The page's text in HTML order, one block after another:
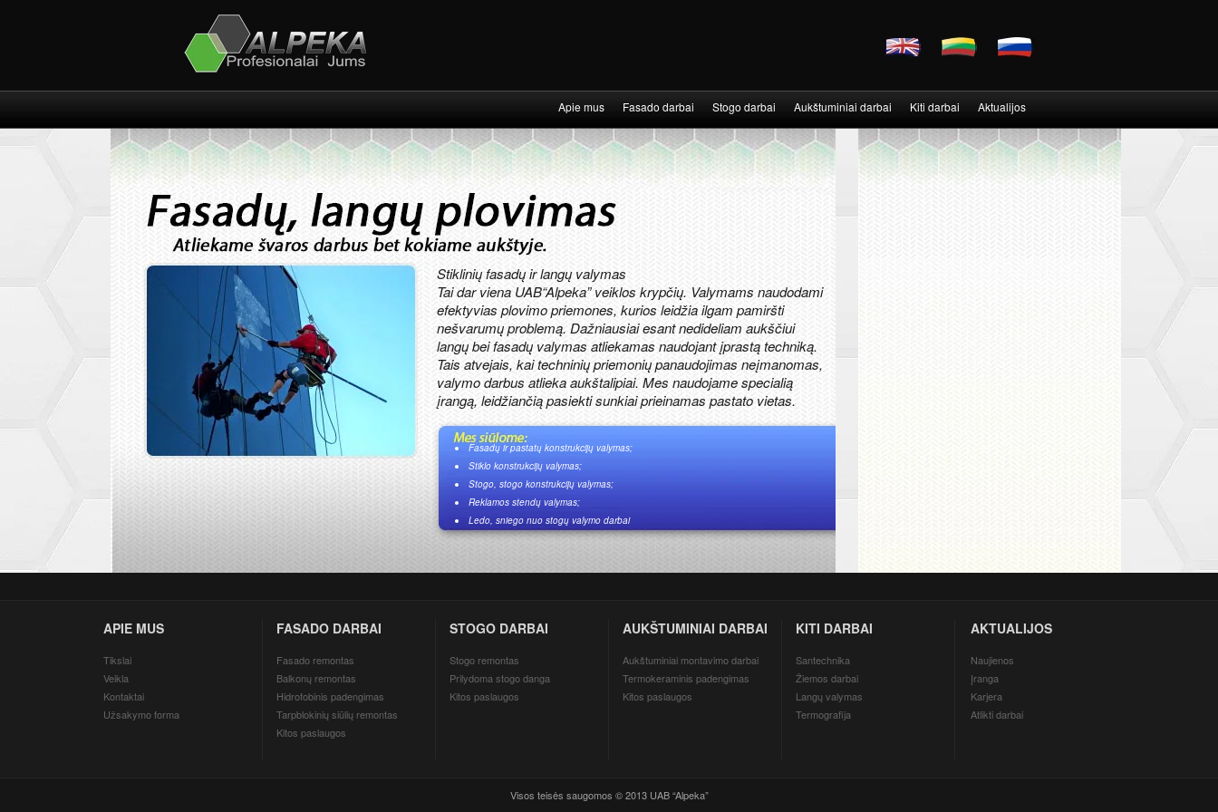
Apie mus Fasado darbai Stogo darbai Aukštuminiai darbai Kiti darbai Aktualijos
Stiklinių fasadų ir langų valymas
Tai dar viena UAB“Alpeka” veiklos krypčių. Valymams naudodami
efektyvias plovimo priemones, kurios leidžia ilgam pamiršti
nešvarumų problemą. Dažniausiai esant nedideliam aukščiui
langų bei fasadų valymas atliekamas naudojant įprastą techniką.
Tais atvejais, kai techninių priemonių panaudojimas neįmanomas,
valymo darbus atlieka aukštalipiai. Mes naudojame specialią
įrangą, leidžiančią pasiekti sunkiai prieinamas pastato vietas.
Fasadų ir pastatų konstrukcijų valymas;
Stiklo konstrukcijų valymas;
Stogo, stogo konstrukcijų valymas;
Reklamos stendų valymas;
Ledo, sniego nuo stogų valymo darbai
APIE MUS
Tikslai
Veikla
Kontaktai
Užsakymo forma
FASADO DARBAI
Fasado remontas
Balkonų remontas
Hidrofobinis padengimas
Tarpblokinių siūlių remontas
Kitos paslaugos
STOGO DARBAI
Stogo remontas
Prilydoma stogo danga
Kitos paslaugos
AUKŠTUMINIAI DARBAI
Aukštuminiai montavimo darbai
Termokeraminis padengimas
Kitos paslaugos
KITI DARBAI
Santechnika
Žiemos darbai
Langų valymas
Termografija
AKTUALIJOS
Naujienos
Įranga
Karjera
Atlikti darbai
Visos teisės saugomos © 2013 UAB “Alpeka”